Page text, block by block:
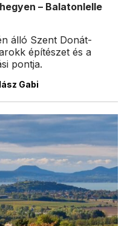
– Balatonlelle
álló Szent Donát-
építészet és a
pontja.
Gabi